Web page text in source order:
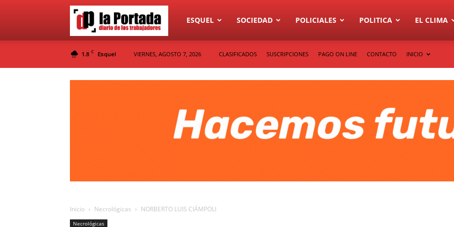
Diario
La
ESQUEL SOCIEDAD POLICIALES POLITICA EL CLIMA
1.8 C Esquel VIERNES, AGOSTO 7, 2026 CLASIFICADOS SUSCRIPCIONES PAGO ON LINE CONTACTO INICIO
Inicio Necrológicas NORBERTO LUIS CIÁMPOLI
Necrológicas